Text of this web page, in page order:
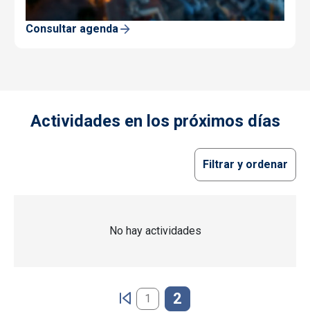
Consultar agenda
Actividades en los próximos días
Filtrar y ordenar
No hay actividades
1 2